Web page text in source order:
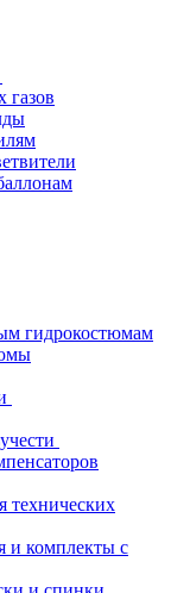
газов
гидрокостюмам
технических
и комплекты с